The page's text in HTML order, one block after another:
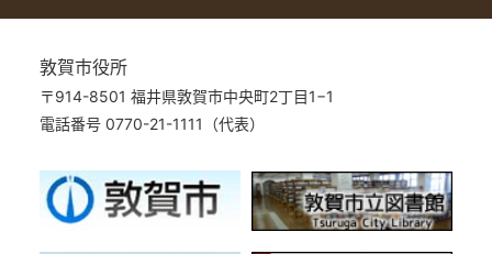
敦賀市役所
〒914-8501 福井県敦賀市中央町2丁目1−1
電話番号 0770-21-1111（代表）